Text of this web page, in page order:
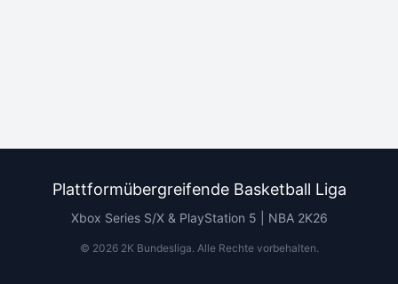
Plattformübergreifende Basketball Liga
Xbox Series S/X & PlayStation 5 | NBA 2K26
© 20262K Bundesliga. Alle Rechte vorbehalten.